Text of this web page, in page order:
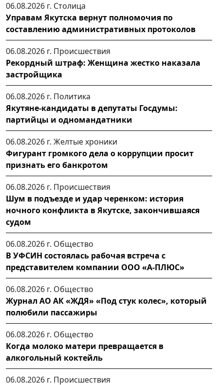
06.08.2026 г. Столица
Управам Якутска вернут полномочия по
составлению административных протоколов
06.08.2026 г. Происшествия
Рекордный штраф: Женщина жестко наказала
застройщика
06.08.2026 г. Политика
Якутяне-кандидаты в депутаты Госдумы:
партийцы и одномандатники
06.08.2026 г. Желтые хроники
Фигурант громкого дела о коррупции просит
признать его банкротом
06.08.2026 г. Происшествия
Шум в подъезде и удар черенком: история
ночного конфликта в Якутске, закончившаяся
судом
06.08.2026 г. Общество
В УФСИН состоялась рабочая встреча с
представителем компании ООО «А-ПЛЮС»
06.08.2026 г. Общество
Журнал АО АК «ЖДЯ» «Под стук колес», который
полюбили пассажиры
06.08.2026 г. Общество
Когда молоко матери превращается в
алкогольный коктейль
06.08.2026 г. Происшествия